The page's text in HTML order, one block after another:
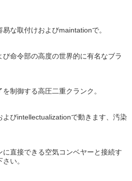
な取付けおよびmaintationで。
命令部の高度の世界的に有名なブラ
制御する高圧二重クランク。
びintellectualizationで動きます、汚染
直接できる空気コンベヤーと接続す
い。